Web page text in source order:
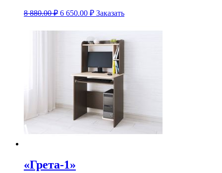
8 880.00₽ 6 650.00 ₽ Заказать
«Грета-1»